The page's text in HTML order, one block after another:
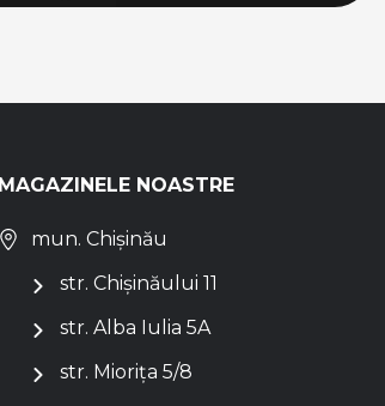
MAGAZINELE NOASTRE
mun. Chișinău
str. Chișinăului 11
str. Alba Iulia 5A
str. Miorița 5/8